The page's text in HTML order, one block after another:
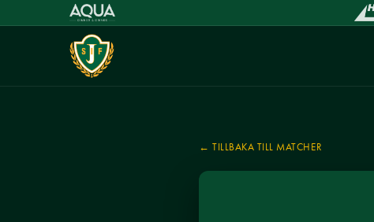
← TILLBAKA TILL MATCHER